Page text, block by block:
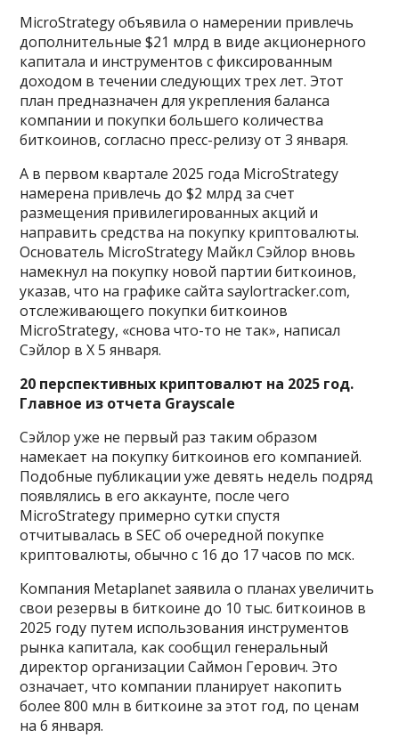
MicroStrategy объявила о намерении привлечь
дополнительные $21 млрд в виде акционерного
капитала и инструментов с фиксированным
доходом в течении следующих трех лет. Этот
план предназначен для укрепления баланса
компании и покупки большего количества
биткоинов,согласно пресс-релизу от 3 января.
А в первом квартале 2025 года MicroStrategy
намерена привлечь до $2 млрд за счет
размещения привилегированных акций и
направить средства на покупку криптовалюты.
Основатель MicroStrategy Майкл Сэйлор вновь
намекнул на покупку новой партии биткоинов,
указав, что на графике сайта saylortracker.com,
отслеживающего покупки биткоинов
MicroStrategy, «снова что-то не так», написал
Сэйлор в X 5 января.
20 перспективных криптовалют на 2025 год.
Главное из отчета Grayscale
Сэйлор уже не первый раз таким образом
намекает на покупку биткоинов его компанией.
Подобные публикации уже девять недель подряд
появлялись в его аккаунте, после чего
MicroStrategy примерно сутки спустя
отчитывалась в SEC об очередной покупке
криптовалюты, обычно с 16 до 17 часов по мск.
Компания Metaplanet заявила о планах увеличить
свои резервы в биткоине до 10 тыс. биткоинов в
2025 году путем использования инструментов
рынка капитала, как сообщил генеральный
директор организации Саймон Герович. Это
означает, что компании планирует накопить
более 800 млн в биткоине за этот год, по ценам
на 6 января.